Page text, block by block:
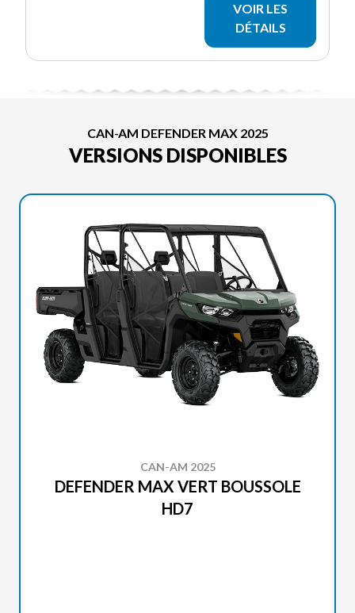
VOIR LES
DÉTAILS
CAN-AM DEFENDER MAX 2025
VERSIONS DISPONIBLES
CAN-AM 2025
DEFENDER MAX VERT BOUSSOLE
HD7